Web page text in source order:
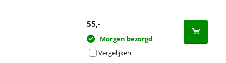
55,-
Morgen bezorgd
Vergelijken